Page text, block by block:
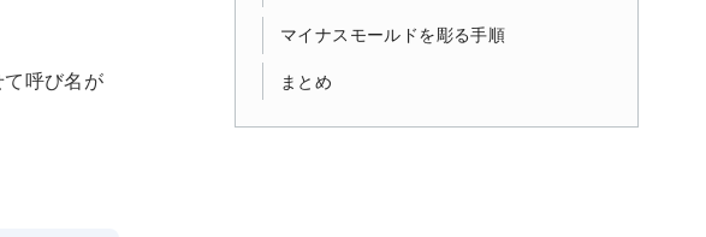
て呼び名が
マイナスモールドを彫る手順
まとめ